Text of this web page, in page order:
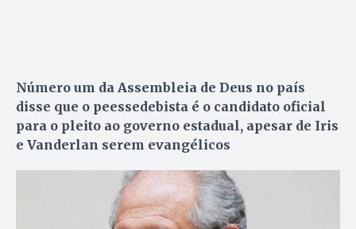
Número um da Assembleia de Deus no país
disse que o peessedebista é o candidato oficial
para o pleito ao governo estadual, apesar de Iris
e Vanderlan serem evangélicos